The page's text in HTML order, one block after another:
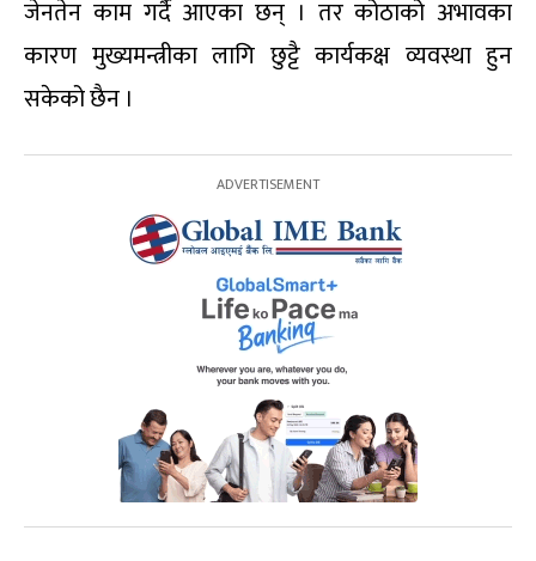
जेनतेन काम गर्दै आएका छन् । तर कोठाको अभावका
कारण मुख्यमन्त्रीका लागि छुट्टै कार्यकक्ष व्यवस्था हुन
सकेको छैन ।